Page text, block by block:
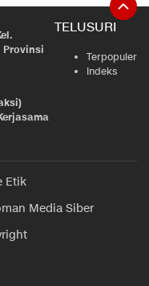
Provinsi
TELUSURI
Terpopuler
Indeks
Etik
Media Siber